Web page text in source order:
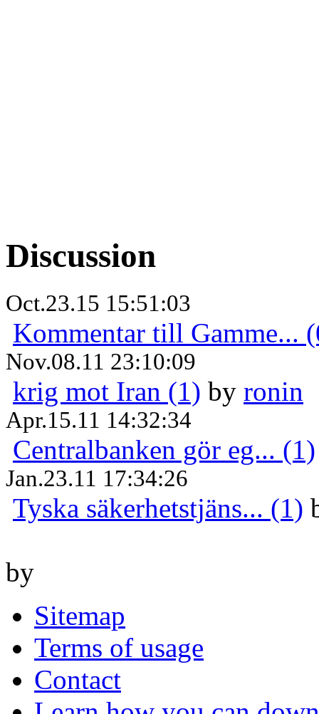
Discussion
Oct.23.15 15:51:03
Kommentar till Gamme...
Nov.08.11 23:10:09
krig mot Iran (1) by ronin
Apr.15.11 14:32:34
Centralbanken gör eg... (1)
Jan.23.11 17:34:26
Tyska säkerhetstjäns... (1)
by
Sitemap
Terms of usage
Contact